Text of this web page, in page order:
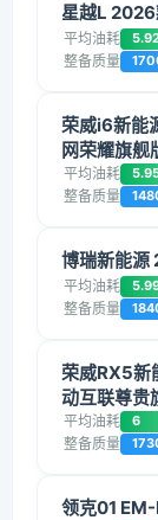
星越L
平均油耗
整备质量
荣威i6新能
网荣耀旗舰
平均油耗
整备质量
博瑞新能源
平均油耗
整备质量
荣威RX5新
动互联尊贵
平均油耗 6
整备质量
领克01